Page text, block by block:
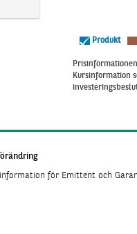
Produkt
Kursinformation
för Emittent och